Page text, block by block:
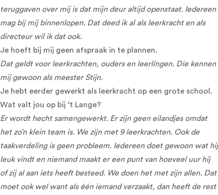
teruggaven over mij is dat mijn deur altijd openstaat. Iedereen
mag bij mij binnenlopen. Dat deed ik al als leerkracht en als
directeur wil ik dat ook.
Je hoeft bij mij geen afspraak in te plannen.
Dat geldt voor leerkrachten, ouders en leerlingen. Die kennen
mij gewoon als meester Stijn.
Je hebt eerder gewerkt als leerkracht op een grote school.
Wat valt jou op bij ’t Lange?
Er wordt hecht samengewerkt. Er zijn geen eilandjes omdat
het zo’n klein team is. We zijn met 9 leerkrachten. Ook de
taakverdeling is geen probleem. Iedereen doet gewoon wat hij
leuk vindt en niemand maakt er een punt van hoeveel uur hij
of zij al aan iets heeft besteed. We doen het met zijn allen. Dat
moet ook wel want als één iemand verzaakt, dan heeft de rest